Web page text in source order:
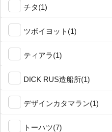
チタ(1)
ツボイヨット(1)
ティアラ(1)
DICK RUS造船所(1)
デザインカタマラン(1)
トーハツ(7)